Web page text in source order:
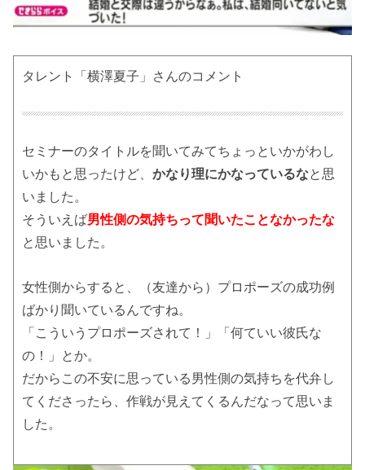
タレント「横澤夏子」さんのコメント
セミナーのタイトルを聞いてみてちょっといかがわし
いかもと思ったけど、かなり理にかなっているなと思
いました。
そういえば男性側の気持ちって聞いたことなかったな
と思いました。
女性側からすると、（友達から）プロポーズの成功例
ばかり聞いているんですね。
「こういうプロポーズされて！」「何ていい彼氏な
の！」とか。
だからこの不安に思っている男性側の気持ちを代弁し
てくださったら、作戦が見えてくるんだなって思いま
した。